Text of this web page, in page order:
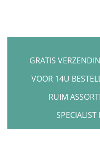
GRATIS
VOOR 14U
RUIM